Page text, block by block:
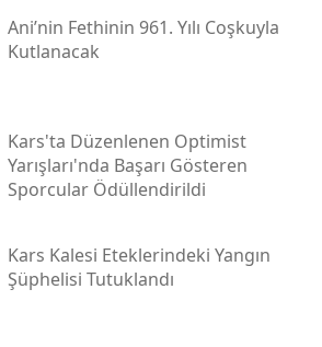
Ani’nin Fethinin 961. Yılı Coşkuyla
Kutlanacak
Kars'ta Düzenlenen Optimist
Yarışları'nda Başarı Gösteren
Sporcular Ödüllendirildi
Kars Kalesi Eteklerindeki Yangın
Şüphelisi Tutuklandı